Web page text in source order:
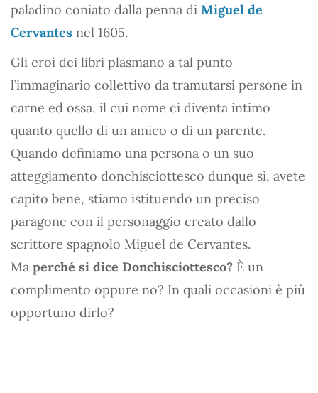
paladino coniato dalla penna di Miguel de
Cervantes nel 1605.
Gli eroi dei libri plasmano a tal punto
l’immaginario collettivo da tramutarsi persone in
carne ed ossa, il cui nome ci diventa intimo
quanto quello di un amico o di un parente.
Quando definiamo una persona o un suo
atteggiamento donchisciottesco dunque sì, avete
capito bene, stiamo istituendo un preciso
paragone con il personaggio creato dallo
scrittore spagnolo Miguel de Cervantes.
Ma perché si dice Donchisciottesco? È un
complimento oppure no? In quali occasioni è più
opportuno dirlo?